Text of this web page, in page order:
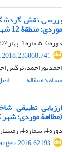
بررسی نقش
موردی: منطقۀ 12 شهر تهران)
دوره 6، شماره 1، بهار 1397، صفحه
احمد پوراحمد، نرگس
مشاهده مقاله
ارزیابی تطبیقی
(مطالعۀ موردی: شهر
دوره 4، شماره 4، زمستان 1395، صفحه